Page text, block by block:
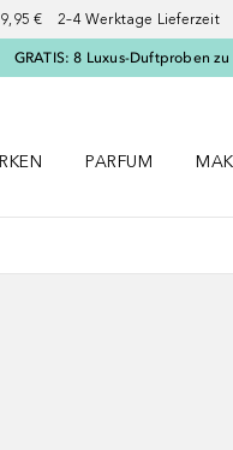
€ 2–4 Werktage Lieferzeit
GRATIS: 8 Luxus-Duftproben
PARFUM